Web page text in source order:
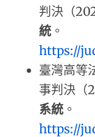
判決（
統 。
https://
臺灣高等
事判決（
系統 。
https://